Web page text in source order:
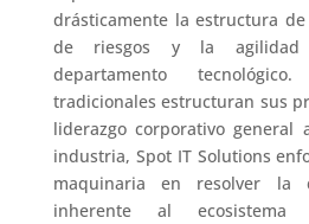
drásticamente la estructura
de riesgos y la agilidad
departamento
tradicionales estructuran sus
liderazgo corporativo general
industria, Spot IT Solutions
maquinaria en resolver la
inherente al